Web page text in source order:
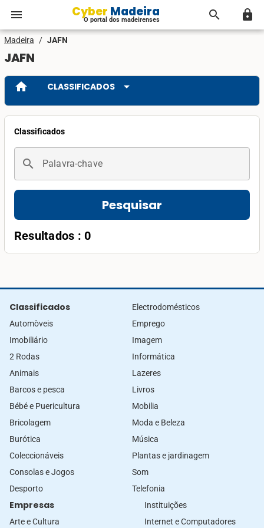
menu Cyber Madeira
O portal dos madeirenses search lock
Madeira / JAFN
JAFN
home CLASSIFICADOS arrow_drop_down
Classificados
search Palavra-chave
Pesquisar
Resultados : 0
Classificados
Automòveis
Imobiliário
2 Rodas
Animais
Barcos e pesca
Bébé e Puericultura
Bricolagem
Burótica
Coleccionáveis
Consolas e Jogos
Desporto
Electrodomésticos
Emprego
Imagem
Informática
Lazeres
Livros
Mobilia
Moda e Beleza
Música
Plantas e jardinagem
Som
Telefonia
Empresas
Arte e Cultura
Instituições
Internet e Computadores